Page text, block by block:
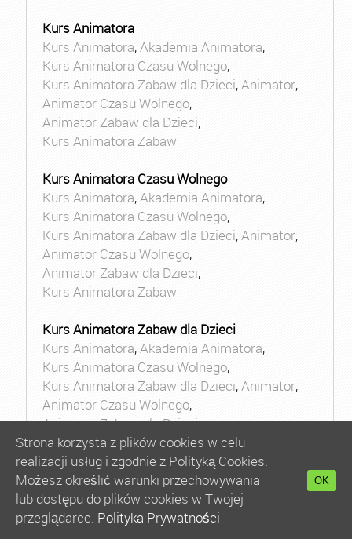
Kurs Animatora
Kurs Animatora,Akademia Animatora,
Kurs Animatora Czasu Wolnego,
Kurs Animatora Zabaw dla Dzieci,Animator,
Animator Czasu Wolnego,
Animator Zabaw dla Dzieci,
Kurs Animatora Zabaw
Kurs Animatora Czasu Wolnego
Kurs Animatora,Akademia Animatora,
Kurs Animatora Czasu Wolnego,
Kurs Animatora Zabaw dla Dzieci,Animator,
Animator Czasu Wolnego,
Animator Zabaw dla Dzieci,
Kurs Animatora Zabaw
Kurs Animatora Zabaw dla Dzieci
Kurs Animatora,Akademia Animatora,
Kurs Animatora Czasu Wolnego,
Kurs Animatora Zabaw dla Dzieci,Animator,
Animator Czasu Wolnego,
Animator Zabaw dla Dzieci,
Kurs Animatora Zabaw
Kurs Animatora Sportu
Kurs Animatora,Akademia Animatora
Kurs Animatora Czasu Wolnego
Strona korzysta z plików cookies w celu
realizacji usług i zgodnie z Polityką Cookies.
Możesz określić warunki przechowywania
lub dostępu do plików cookies w Twojej
przeglądarce. Polityka Prywatności
OK